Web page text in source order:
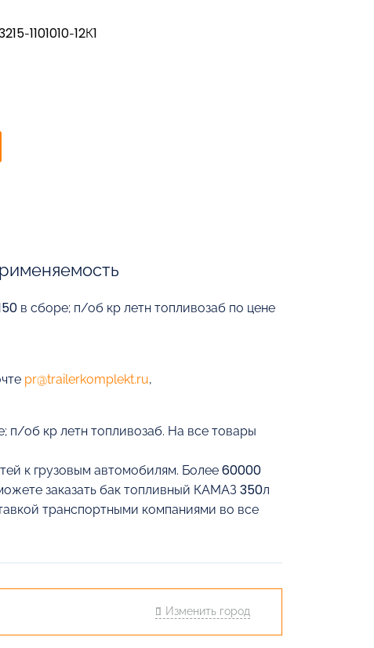
1101010-12К1
в сборе; п/об кр летн топливозаб по цене
pr@trailerkomplekt.ru,
п/об кр летн топливозаб. На все товары
к грузовым автомобилям. Более 60000
заказать бак топливный КАМАЗ 350л
транспортными компаниями во все
Изменить город